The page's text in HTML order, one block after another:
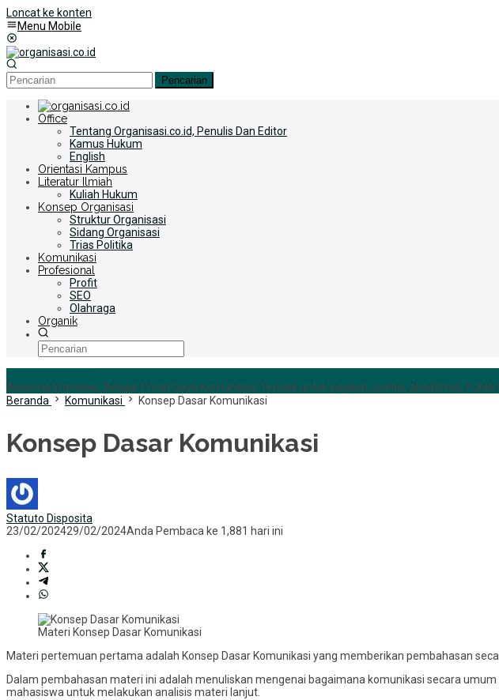
Loncat ke konten
Menu Mobile
Pencarian
Office
Tentang Organisasi.co.id, Penulis Dan Editor
Kamus Hukum
English
Orientasi Kampus
Literatur Ilmiah
Kuliah Hukum
Konsep Organisasi
Struktur Organisasi
Sidang Organisasi
Trias Politika
Komunikasi
Profesional
Profit
SEO
Olahraga
Organik
Aksioma Interelasi, Belajar Privat Gaya Komunikasi Terbaik untuk pejabat, politisi, akademisi,
Beranda
Komunikasi Konsep Dasar Komunikasi
Konsep Dasar Komunikasi
Statuto Disposita
23/02/202429/02/2024Anda Pembaca ke 1,881 hari ini
Materi Konsep Dasar Komunikasi
Materi pertemuan pertama adalah Konsep Dasar Komunikasi yang memberikan pembahasan
Dalam pembahasan materi ini adalah menuliskan mengenai bagaimana komunikasi secara
mahasiswa untuk melakukan analisis materi lanjut.